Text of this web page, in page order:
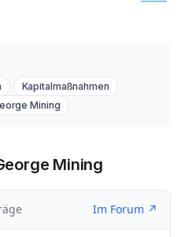
Kapitalmaßnahmen
Mining
Mining